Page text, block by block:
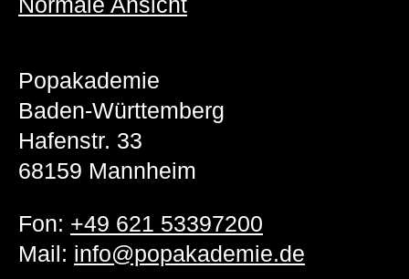
Popakademie
Baden-Württemberg
Hafenstr. 33
68159 Mannheim
Fon: +49 621 53397200
Mail: info@popakademie.de